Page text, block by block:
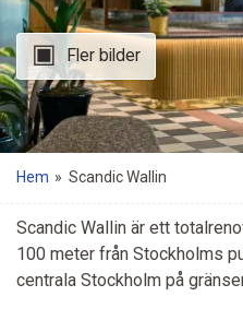
Fler bilder
Hem » Scandic Wallin
Scandic Wallin är ett
100 meter från Stockholms
centrala Stockholm på